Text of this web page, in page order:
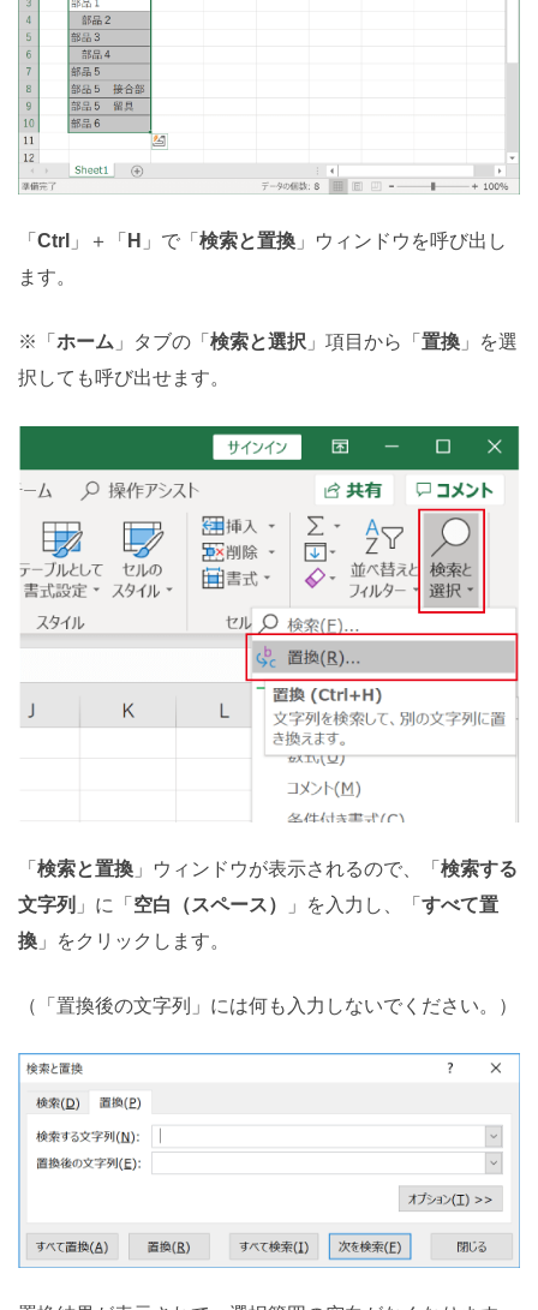
「 Ctrl 」＋「 H 」で「 検索と置換 」ウィンドウを呼び出し
ます。
※「 ホーム 」タブの「 検索と選択 」項目から「 置換 」を選
択しても呼び出せます。
「 検索と置換 」ウィンドウが表示されるので、「 検索する
文字列 」に「 空白（スペース） 」を入力し、「 すべて置
換 」をクリックします。
（「置換後の文字列」には何も入力しないでください。）